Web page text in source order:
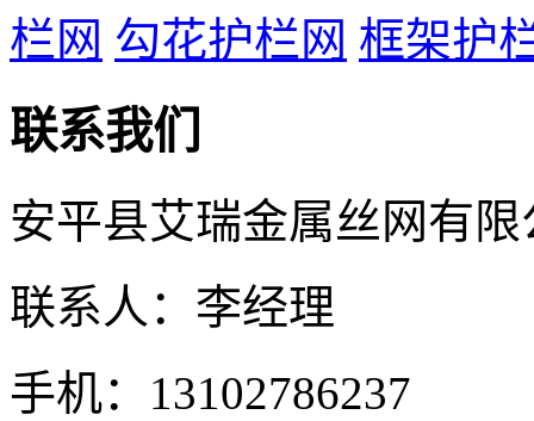
栏网 勾花护栏网 框架护
联系我们
安平县艾瑞金属丝网有限
联系人：李经理
手机：13102786237